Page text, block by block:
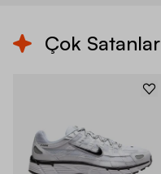
Çok Satanlar